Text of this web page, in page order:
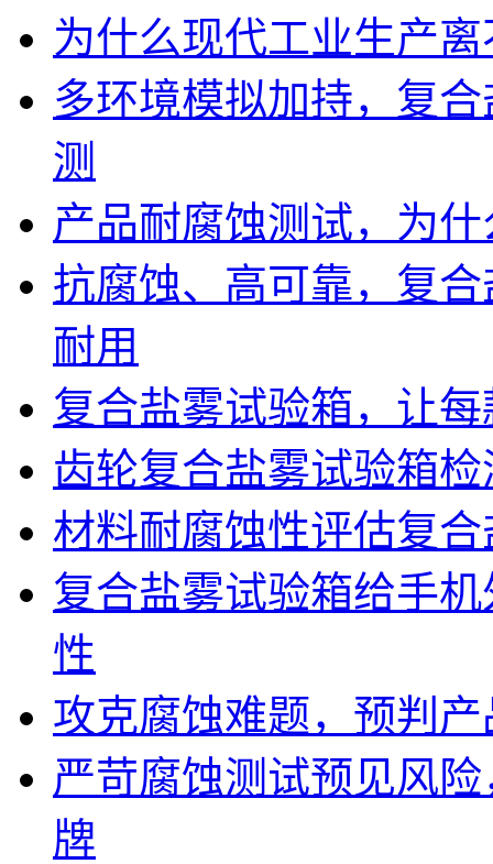
为什么现代工业生产
多环境模拟加持，复
测
产品耐腐蚀测试，为
抗腐蚀、高可靠，复
耐用
复合盐雾试验箱，让
齿轮复合盐雾试验箱
材料耐腐蚀性评估复
复合盐雾试验箱给手
性
攻克腐蚀难题，预判
严苛腐蚀测试预见风
牌